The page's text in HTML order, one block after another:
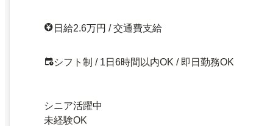
日給2.6万円 / 交通費支給
シフト制 / 1日6時間以内OK / 即日勤務OK
シニア活躍中
未経験OK